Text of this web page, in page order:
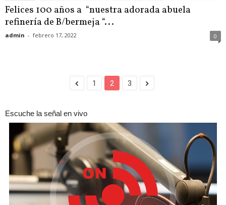
Felices 100 años a “nuestra adorada abuela
refinería de B/bermeja “...
admin - febrero 17, 2022 0
1 2 3
Escuche la señal en vivo